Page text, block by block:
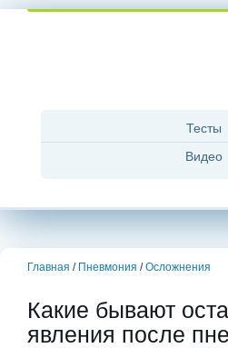
Тесты
Видео
Главная / Пневмония / Осложнения
Какие бывают
явления после